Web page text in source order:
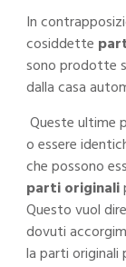
In
cosiddette
sono prodotte
dalla casa
Queste ultime
o essere
che possono
parti originali
Questo vuol
dovuti
la parti originali